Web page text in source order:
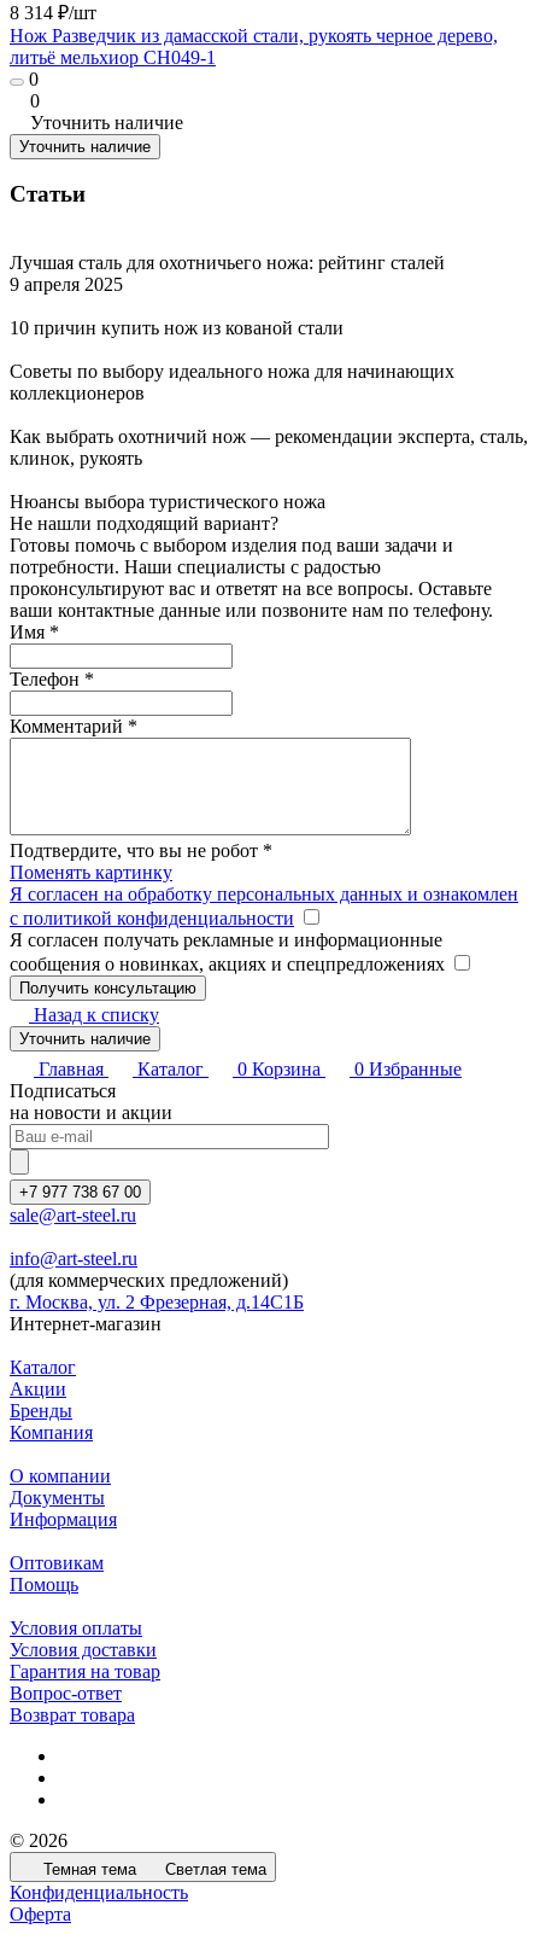
8 314 ₽/шт
Нож Разведчик из дамасской стали, рукоять черное дерево,
литьё мельхиор CH049-1
0
0
Уточнить наличие
Уточнить наличие
Статьи
Лучшая сталь для охотничьего ножа: рейтинг сталей
9 апреля 2025
10 причин купить нож из кованой стали
Советы по выбору идеального ножа для начинающих
коллекционеров
Как выбрать охотничий нож — рекомендации эксперта, сталь,
клинок, рукоять
Нюансы выбора туристического ножа
Не нашли подходящий вариант?
Готовы помочь с выбором изделия под ваши задачи и
потребности. Наши специалисты с радостью
проконсультируют вас и ответят на все вопросы. Оставьте
ваши контактные данные или позвоните нам по телефону.
Имя *
Телефон *
Комментарий *
Подтвердите, что вы не робот *
Поменять картинку
Я согласен на обработку персональных данных и ознакомлен
с политикой конфиденциальности
Я согласен получать рекламные и информационные
сообщения о новинках, акциях и спецпредложениях
Назад к списку
Уточнить наличие
Главная Каталог 0 Корзина 0 Избранные
Подписаться
на новости и акции
+7 977 738 67 00
sale@art-steel.ru
info@art-steel.ru
(для коммерческих предложений)
г. Москва, ул. 2 Фрезерная, д.14С1Б
Интернет-магазин
Каталог
Акции
Бренды
Компания
О компании
Документы
Информация
Оптовикам
Помощь
Условия оплаты
Условия доставки
Гарантия на товар
Вопрос-ответ
Возврат товара
© 2026
Темная тема Светлая тема
Конфиденциальность
Оферта